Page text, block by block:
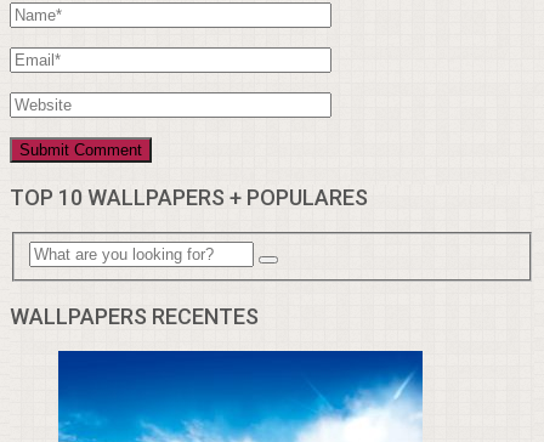
TOP 10 WALLPAPERS + POPULARES
WALLPAPERS RECENTES